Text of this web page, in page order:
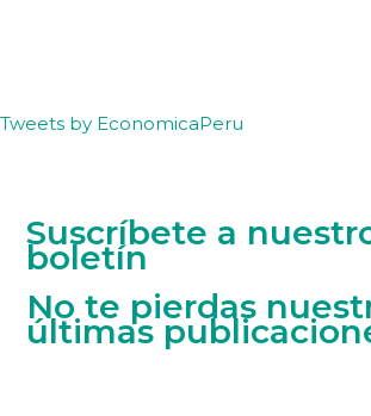
Tweets by EconomicaPeru
Suscríbete a
boletín
No te pierdas
últimas